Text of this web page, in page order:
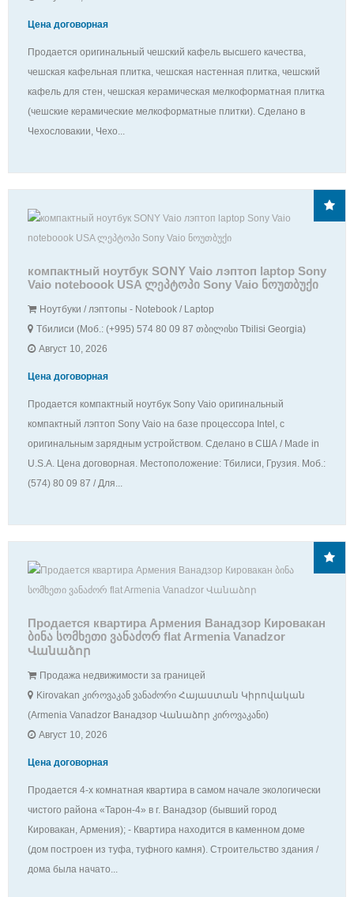
Цена договорная
Продается оригинальный чешский кафель высшего качества,
чешская кафельная плитка, чешская настенная плитка, чешский
кафель для стен, чешская керамическая мелкоформатная плитка
(чешские керамические мелкоформатные плитки). Сделано в
Чехословакии, Чехо...
компактный ноутбук SONY Vaio лэптоп laptop Sony
Vaio noteboook USA ლეპტოპი Sony Vaio ნოუთბუქი
Ноутбуки / лэптопы - Notebook / Laptop
Тбилиси (Моб.: (+995) 574 80 09 87 თბილისი Tbilisi Georgia)
Август 10, 2026
Цена договорная
Продается компактный ноутбук Sony Vaio оригинальный
компактный лэптоп Sony Vaio на базе процессора Intel, с
оригинальным зарядным устройством. Сделано в США / Made in
U.S.A. Цена договорная. Местоположение: Тбилиси, Грузия. Моб.:
(574) 80 09 87 / Для...
Продается квартира Армения Ванадзор Кировакан
ბინა სომხეთი ვანაძორ flat Armenia Vanadzor
Վանաձոր
Продажа недвижимости за границей
Kirovakan კიროვაკან ვანაძორი Հայաստան Կիրովական
(Armenia Vanadzor Ванадзор Վանաձոր კიროვაკანი)
Август 10, 2026
Цена договорная
Продается 4-х комнатная квaртира в самом начале экологически
чистого района «Тарон-4» в г. Ванадзор (бывший город
Кировакан, Армения); - Квартира находится в каменном доме
(дом построен из туфа, туфного камня). Строительство здания /
дома была начато...